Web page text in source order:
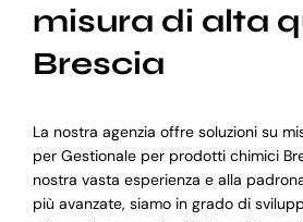
misura di alta
Brescia
La nostra agenzia offre soluzioni su
per Gestionale per prodotti chimici
nostra vasta esperienza e alla
più avanzate, siamo in grado di